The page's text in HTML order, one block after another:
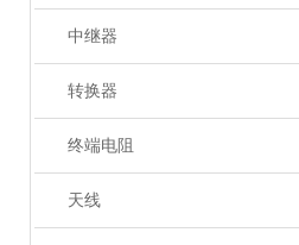
中继器
转换器
终端电阻
天线